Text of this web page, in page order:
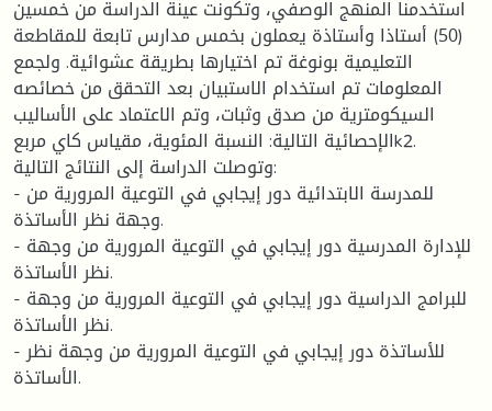
استخدمنا المنهج الوصفي، وتكونت عينة الدراسة من خمسين
(50) أستاذا وأستاذة يعملون بخمس مدارس تابعة للمقاطعة
التعليمية بونوغة تم اختيارها بطريقة عشوائية. ولجمع
المعلومات تم استخدام الاستبيان بعد التحقق من خصائصه
السيكومترية من صدق وثبات، وتم الاعتماد على الأساليب
الإحصائية التالية: النسبة المئوية، مقياس كاي مربعk2.
وتوصلت الدراسة إلى النتائج التالية:
- للمدرسة الابتدائية دور إيجابي في التوعية المرورية من
وجهة نظر الأساتذة.
- للإدارة المدرسية دور إيجابي في التوعية المرورية من وجهة
نظر الأساتذة.
- للبرامج الدراسية دور إيجابي في التوعية المرورية من وجهة
نظر الأساتذة.
- للأساتذة دور إيجابي في التوعية المرورية من وجهة نظر
الأساتذة.